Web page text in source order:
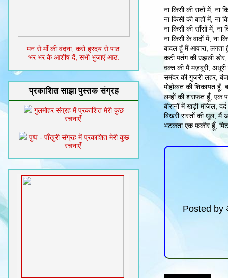
ना किसी की रातों में, ना
ना किसी की बाहों में, ना
ना किसी की साँसों में, ना
ना किसी के वादों में, ना
बादल हूँ मैं आवारा, लगता
कटी पतंग की उझली
वक़्त की मैं मज़बूरी, अधूरी
समंदर की गुजरी लहर,
मोहोब्बत की शिकायत हूँ,
लम्हों की शराफत हूँ,
बीरानों में खड़ी मंजिल,
बिखरी रास्तों की धूल,
भटकता एक फ़कीर हूँ,
Posted by
मन से माँ की वंदना, करो ह्रदय से पाठ.
भर भर के आशीष दें, सभी भुजाएं आठ.
प्रकाशित साझा पुस्तक संग्रह
गुलमोहर संग्रह में प्रकाशित मेरी कुछ
रचनाएँ.
पुष्प - पाँखुरी संग्रह में प्रकाशित मेरी कुछ
रचनाएँ.